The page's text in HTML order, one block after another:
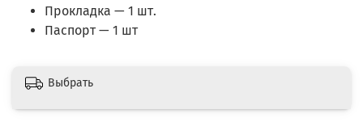
Прокладка — 1 шт.
Паспорт — 1 шт
Выбрать